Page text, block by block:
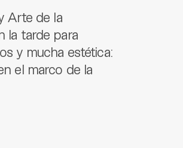
Arte de la
la tarde para
y mucha estética:
el marco de la